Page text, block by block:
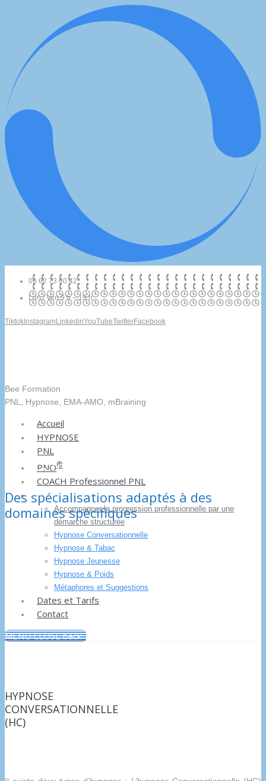
06 62 73 60 42
Lun / Ven 9 h – 19 h
Tiktok Instagram LinkedinYouTubeTwitterFacebook
Bee Formation
PNL, Hypnose, EMA-AMO, mBraining
Accueil
HYPNOSE
PNL
PNO®
COACH Professionnel PNL
Spécialisations
Accompagner la progression professionnelle par une
démarche structurée
Hypnose Conversationnelle
Hypnose & Tabac
Hypnose Jeunesse
Hypnose & Poids
Métaphores et Suggestions
Dates et Tarifs
Contact
MENU CLOSE back
Spécialisations
Des spécialisations adaptés à des
domaines spécifiques
HYPNOSE
CONVERSATIONNELLE
(HC)